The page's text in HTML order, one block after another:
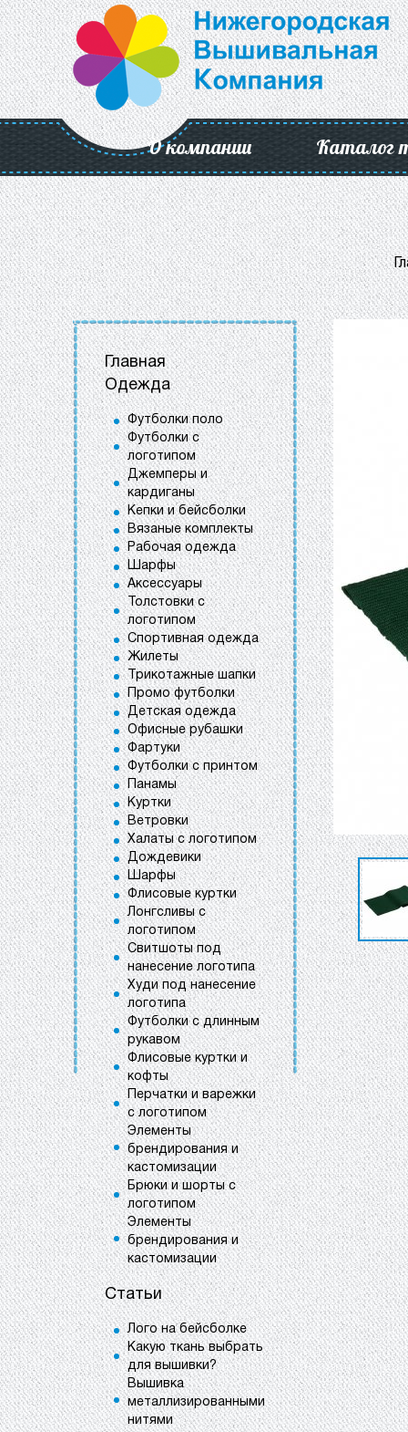
О компании Каталог
Главная
Одежда
Футболки поло
Футболки с
логотипом
Джемперы и
кардиганы
Кепки и бейсболки
Вязаные комплекты
Рабочая одежда
Шарфы
Аксессуары
Толстовки с
логотипом
Спортивная одежда
Жилеты
Трикотажные шапки
Промо футболки
Детская одежда
Офисные рубашки
Фартуки
Футболки с принтом
Панамы
Куртки
Ветровки
Халаты с логотипом
Дождевики
Шарфы
Флисовые куртки
Лонгсливы с
логотипом
Свитшоты под
нанесение логотипа
Худи под нанесение
логотипа
Футболки с длинным
рукавом
Флисовые куртки и
кофты
Перчатки и варежки
с логотипом
Элементы
брендирования и
кастомизации
Брюки и шорты с
логотипом
Элементы
брендирования и
кастомизации
Статьи
Лого на бейсболке
Какую ткань выбрать
для вышивки?
Вышивка
металлизированными
нитями